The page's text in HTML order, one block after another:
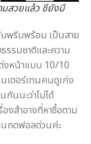
สวยแล้ว ชียังมี
พรีมพร้อม เป็นสาย
รรมชาติและความ
งหน้าแบบ 10/10
เตอร์เทนคนดูเก่ง
กันนะว่าไม่ได้
งสำอางที่หาซื้อตาม
นกดฟอลด่วนค่ะ